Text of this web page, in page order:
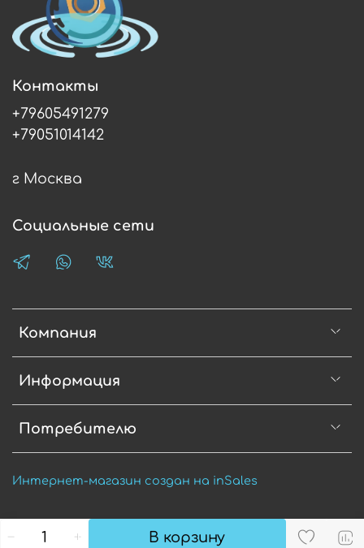
В корзину
Компания
Информация
Потребителю
Контакты
+79605491279
+79051014142
г Москва
Социальные сети
Интернет-магазин создан на inSales